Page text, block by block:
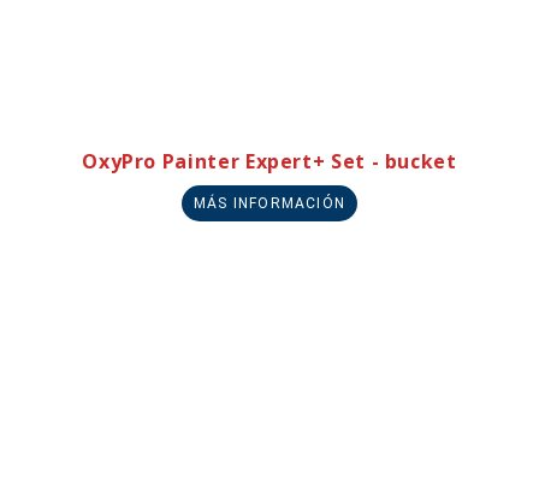
OxyPro Painter Expert+ Set - bucket
MÁS INFORMACIÓN